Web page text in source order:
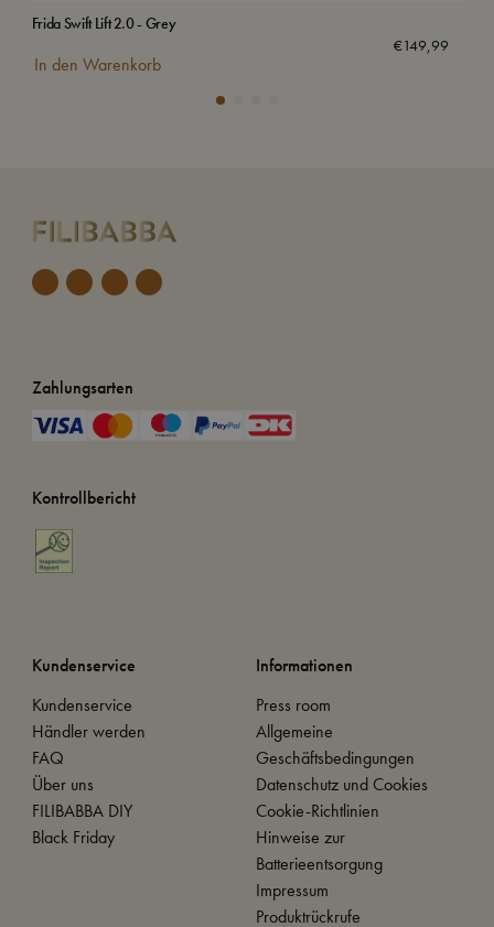
Frida Swift Lift 2.0 - Grey
€149,99
In den Warenkorb
Zahlungsarten
Kontrollbericht
Kundenservice
Kundenservice
Händler werden
FAQ
Über uns
FILIBABBA DIY
Black Friday
Informationen
Press room
Allgemeine
Geschäftsbedingungen
Datenschutz und Cookies
Cookie-Richtlinien
Hinweise zur
Batterieentsorgung
Impressum
Produktrückrufe